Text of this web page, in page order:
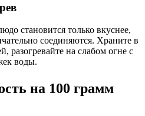
становится только вкуснее,
соединяются. Храните в
разогревайте на слабом огне с
воды.
на 100 грамм